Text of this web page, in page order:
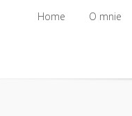
Home O mnie